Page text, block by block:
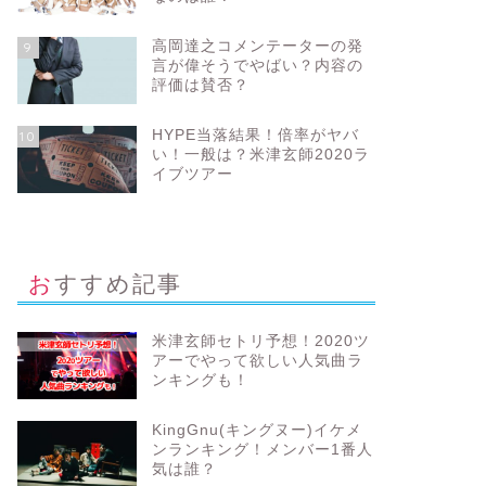
9
高岡達之コメンテーターの発
言が偉そうでやばい？内容の
評価は賛否？
10
HYPE当落結果！倍率がヤバ
い！一般は？米津玄師2020ラ
イブツアー
おすすめ記事
米津玄師セトリ予想！2020ツ
アーでやって欲しい人気曲ラ
ンキングも！
KingGnu(キングヌー)イケメ
ンランキング！メンバー1番人
気は誰？